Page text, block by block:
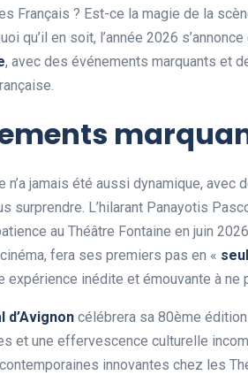
Français ? Est-ce la magie de la
qu’il en soit, l’année 2026
, avec des événements marquants et
n’a jamais été aussi dynamique,
surprendre. L’hilarant Panayotis
au Théâtre Fontaine en juin
fera ses premiers pas en «
expérience inédite et émouvante à ne
d’Avignon célébrera sa 80ème
et une effervescence culturelle
innovantes chez les